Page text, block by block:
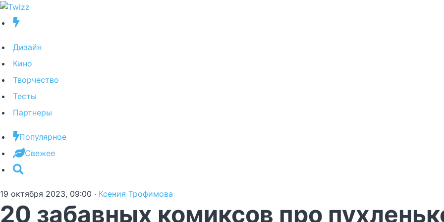
Дизайн
Кино
Творчество
Тесты
Партнеры
Популярное
Свежее
19 октября 2023, 09:00 · Ксения Трофимова
20 забавных комиксов про